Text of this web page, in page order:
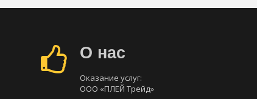
О нас
Оказание услуг:
ООО «ПЛЕЙ Трейд»